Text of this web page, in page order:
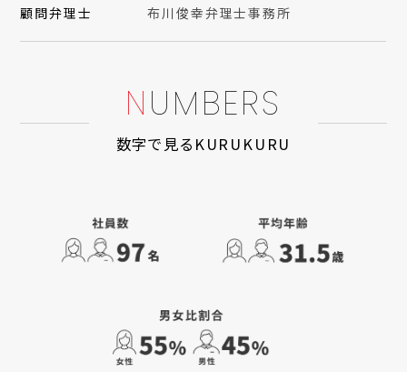
顧問弁理士 布川俊幸弁理士事務所
NUMBERS
数字で見るKURUKURU